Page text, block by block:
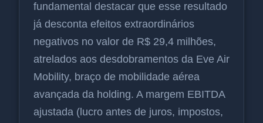
fundamental destacar que esse resultado
já desconta efeitos extraordinários
negativos no valor de R$ 29,4 milhões,
atrelados aos desdobramentos da Eve Air
Mobility, braço de mobilidade aérea
avançada da holding. A margem EBITDA
ajustada (lucro antes de juros, impostos,